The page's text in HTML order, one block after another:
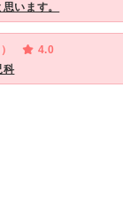
います。
4.0
科